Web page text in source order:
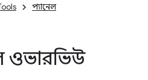
প্যানেল
ওভারভিউ